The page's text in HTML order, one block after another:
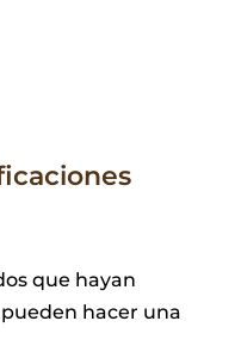
que hayan
hacer una